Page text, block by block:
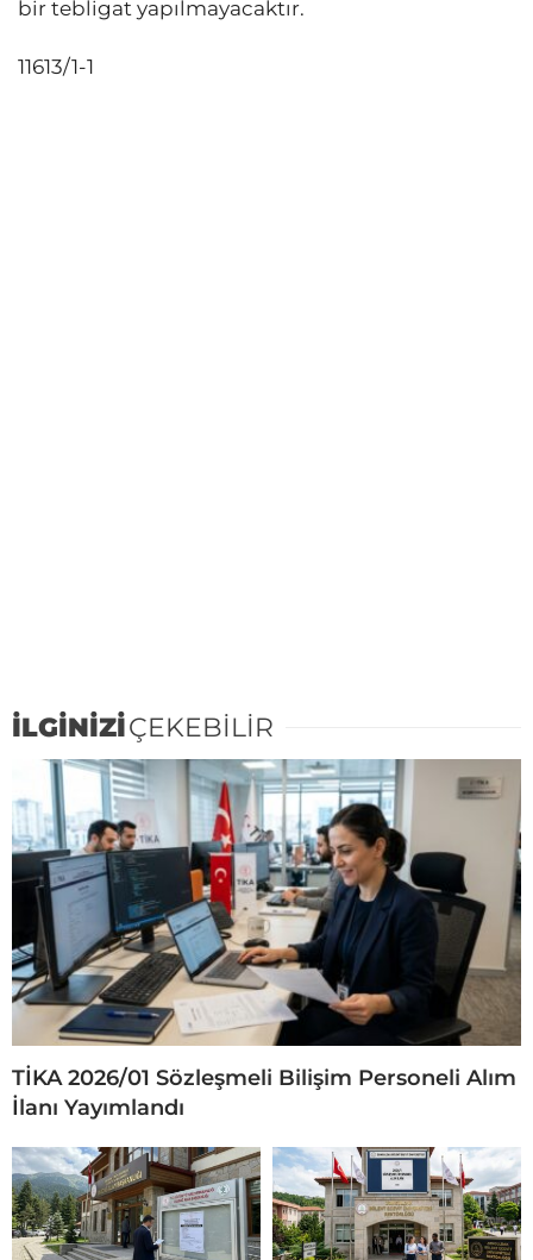
bir tebligat yapılmayacaktır.
11613/1-1
İLGİNİZİÇEKEBİLİR
TİKA 2026/01 Sözleşmeli Bilişim Personeli Alım
İlanı Yayımlandı